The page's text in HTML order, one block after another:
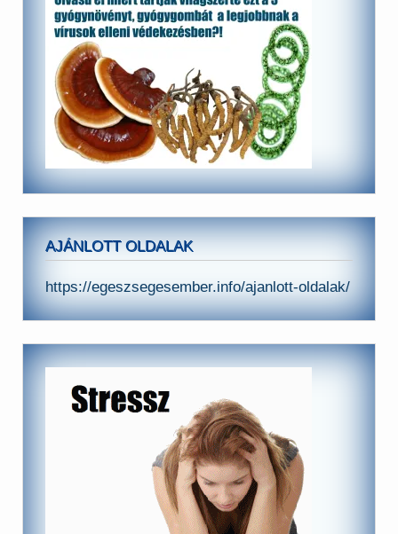
AJÁNLOTT OLDALAK
https://egeszsegesember.info/ajanlott-oldalak/